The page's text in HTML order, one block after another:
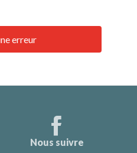
erreur
Nous suivre